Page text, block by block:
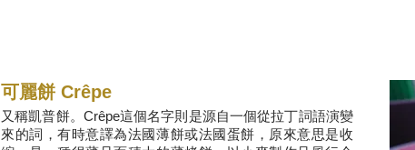
​可麗餅 Crêpe
又稱凱普餅。Crêpe這個名字則是源自一個從拉丁詞語演變
來的詞，有時意譯為法國薄餅或法國蛋餅，原來意思是收